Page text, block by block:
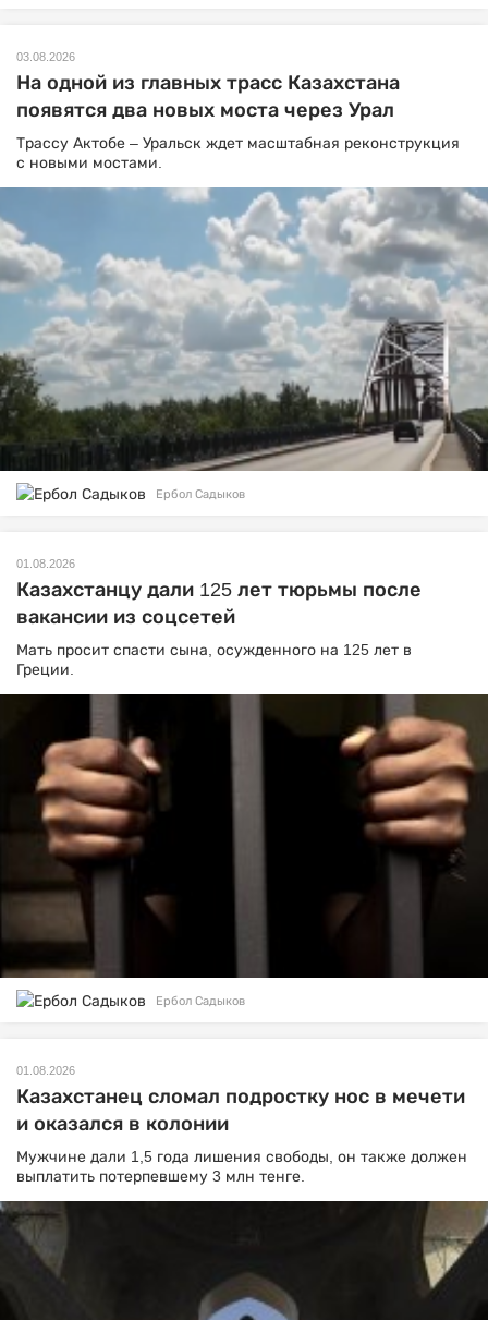
03.08.2026
На одной из главных трасс Казахстана
появятся два новых моста через Урал
Трассу Актобе – Уральск ждет масштабная реконструкция
с новыми мостами.
Ербол Садыков
01.08.2026
Казахстанцу дали 125 лет тюрьмы после
вакансии из соцсетей
Мать просит спасти сына, осужденного на 125 лет в
Греции.
Ербол Садыков
01.08.2026
Казахстанец сломал подростку нос в мечети
и оказался в колонии
Мужчине дали 1,5 года лишения свободы, он также должен
выплатить потерпевшему 3 млн тенге.